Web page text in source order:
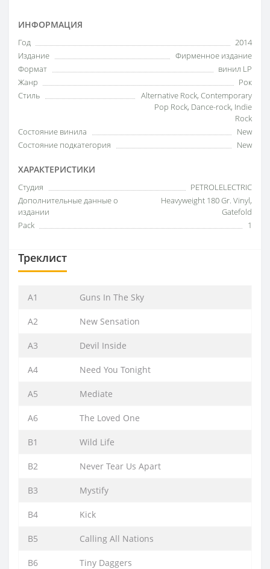
ИНФОРМАЦИЯ
Год
2014
Издание
Фирменное издание
Формат
винил LP
Жанр
Рок
Стиль
Alternative Rock, Contemporary
Pop Rock, Dance-rock, Indie
Rock
Состояние винила
New
Состояние подкатегория
New
ХАРАКТЕРИСТИКИ
Студия
PETROLELECTRIC
Дополнительные данные о
издании
Heavyweight 180 Gr. Vinyl,
Gatefold
Pack
1
Треклист
A1 Guns In The Sky
A2 New Sensation
A3 Devil Inside
A4 Need You Tonight
A5 Mediate
A6 The Loved One
B1 Wild Life
B2 Never Tear Us Apart
B3 Mystify
B4 Kick
B5 Calling All Nations
B6 Tiny Daggers